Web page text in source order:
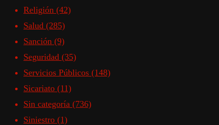
Religión (42)
Salud (285)
Sanción (9)
Seguridad (35)
Servicios Públicos (148)
Sicariato (11)
Sin categoría (736)
Siniestro (1)